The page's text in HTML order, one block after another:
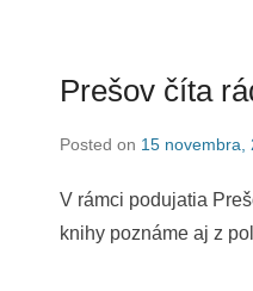
Prešov číta
Posted on 15 novembra,
V rámci podujatia
knihy poznáme aj z